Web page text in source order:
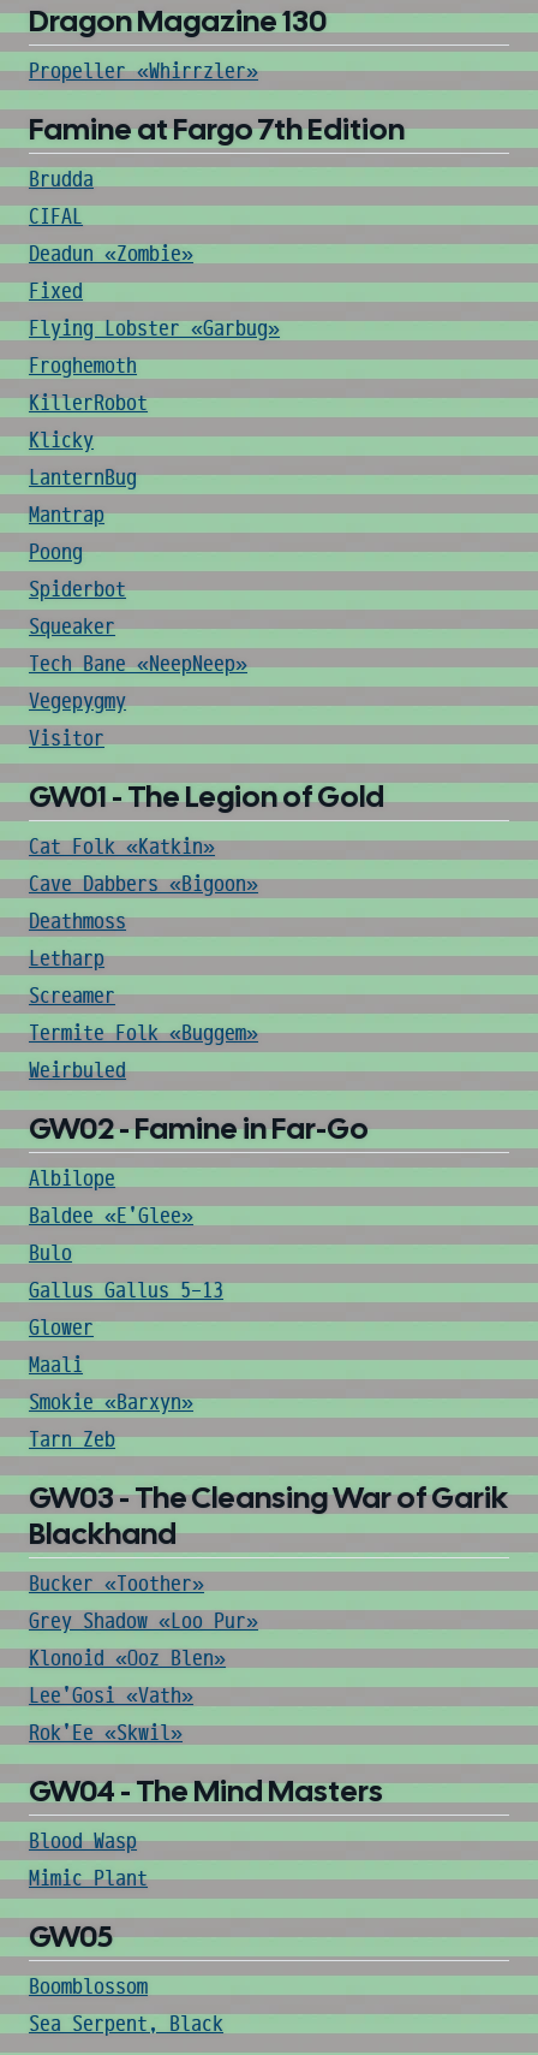
Dragon Magazine 130
Propeller «Whirrzler»
Famine at Fargo 7th Edition
Brudda
CIFAL
Deadun «Zombie»
Fixed
Flying Lobster «Garbug»
Froghemoth
KillerRobot
Klicky
LanternBug
Mantrap
Poong
Spiderbot
Squeaker
Tech Bane «NeepNeep»
Vegepygmy
Visitor
GW01 - The Legion of Gold
Cat Folk «Katkin»
Cave Dabbers «Bigoon»
Deathmoss
Letharp
Screamer
Termite Folk «Buggem»
Weirbuled
GW02 - Famine in Far-Go
Albilope
Baldee «E'Glee»
Bulo
Gallus Gallus 5-13
Glower
Maali
Smokie «Barxyn»
Tarn Zeb
GW03 - The Cleansing War of Garik
Blackhand
Bucker «Toother»
Grey Shadow «Loo Pur»
Klonoid «Ooz Blen»
Lee'Gosi «Vath»
Rok'Ee «Skwil»
GW04 - The Mind Masters
Blood Wasp
Mimic Plant
GW05
Boomblossom
Sea Serpent, Black